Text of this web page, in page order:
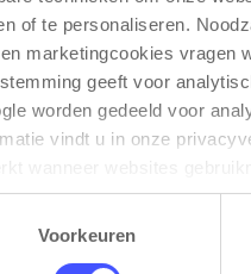
of te personaliseren.
marketingcookies vragen
geeft voor
worden gedeeld voor
vindt u in onze
de cookie-instellingen. Zie
Voorkeuren
Bekijk
chroom
Zwart
Op voorraad